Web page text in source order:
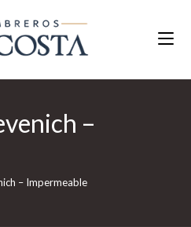
–
– Impermeable